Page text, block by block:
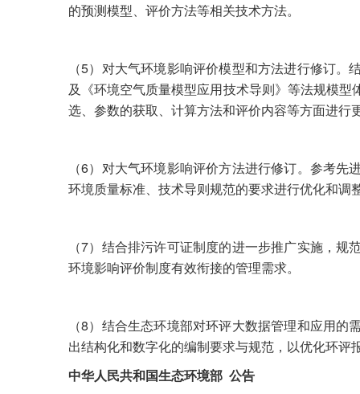
的预测模型、评价方法等相关技术方法。
（5）对大气环境影响评价模型和方法进行修订
及《环境空气质量模型应用技术导则》等法规模
选、参数的获取、计算方法和评价内容等方面进行
（6）对大气环境影响评价方法进行修订。参考
环境质量标准、技术导则规范的要求进行优化和调
（7）结合排污许可证制度的进一步推广实施，
环境影响评价制度有效衔接的管理需求。
（8）结合生态环境部对环评大数据管理和应用
出结构化和数字化的编制要求与规范，以优化环评
中华人民共和国生态环境部 公告